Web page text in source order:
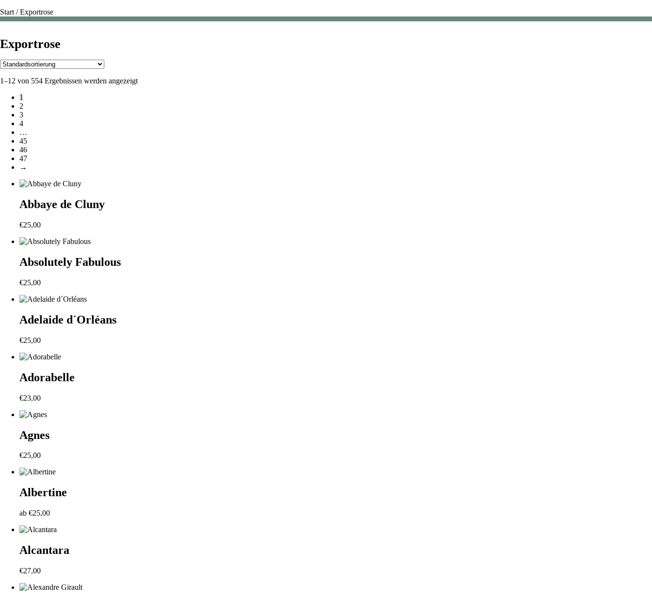
Start /Exportrose
Exportrose
1–12 von 554 Ergebnissen werden angezeigt
1
2
3
4
…
45
46
47
→
Abbaye de Cluny
€25,00
Absolutely Fabulous
€25,00
Adelaide d´Orléans
€25,00
Adorabelle
€23,00
Agnes
€25,00
Albertine
ab €25,00
Alcantara
€27,00